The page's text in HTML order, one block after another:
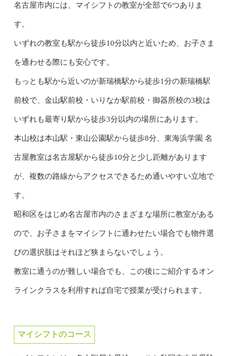
名古屋市内には、マイシフトの教室が全部で6つありま
す。
いずれの教室も駅から徒歩10分以内と近いため、お子さま
を通わせる際にも安心です。
もっとも駅から近いのが新瑞橋駅から徒歩1分の新瑞橋駅
前校で、金山駅前校・いりなか駅前校・御器所校の3校は
いずれも最寄り駅から徒歩3分以内の場所にあります。
本山校は本山駅・東山公園駅から徒歩8分、東海浜学園 名
古屋教室は名古屋駅から徒歩10分と少し距離があります
が、複数の路線からアクセスできるため通いやすい立地で
す。
昭和区をはじめ名古屋市内のさまざまな場所に教室がある
ので、お子さまをマイシフトに通わせたい場合でも物件選
びの選択肢はそれほど狭まらないでしょう。
教室に通うのが難しい場合でも、この後にご紹介するオン
ラインクラスを利用すれば自宅で授業が受けられます。
マイシフトのコース